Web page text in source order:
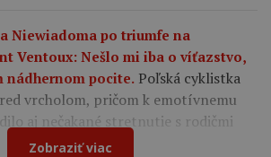
Niewiadoma po triumfe na
Ventoux: Nešlo mi iba o víťazstvo,
nádhernom pocite. Poľská cyklistka
vrcholom, pričom k emotívnemu
aj nečakané stretnutie s rodičmi
Zobraziť viac